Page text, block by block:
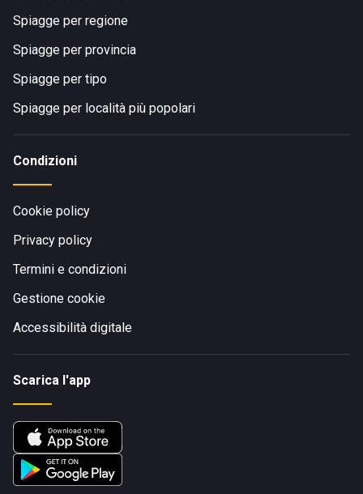
Spiagge per regione
Spiagge per provincia
Spiagge per tipo
Spiagge per località più popolari
Condizioni
Cookie policy
Privacy policy
Termini e condizioni
Gestione cookie
Accessibilità digitale
Scarica l'app